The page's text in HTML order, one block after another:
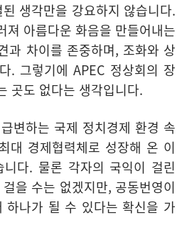
생각만을 강요하지 않습니다.
져 아름다운 화음을 만들어내는
과 차이를 존중하며, 조화와 상
. 그렇기에 APEC 정상회의 장
곳도 없다는 생각입니다.
변하는 국제 정치경제 환경 속
대 경제협력체로 성장해 온 이
다. 물론 각자의 국익이 걸린
을 수는 없겠지만, 공동번영이
하나가 될 수 있다는 확신을 가